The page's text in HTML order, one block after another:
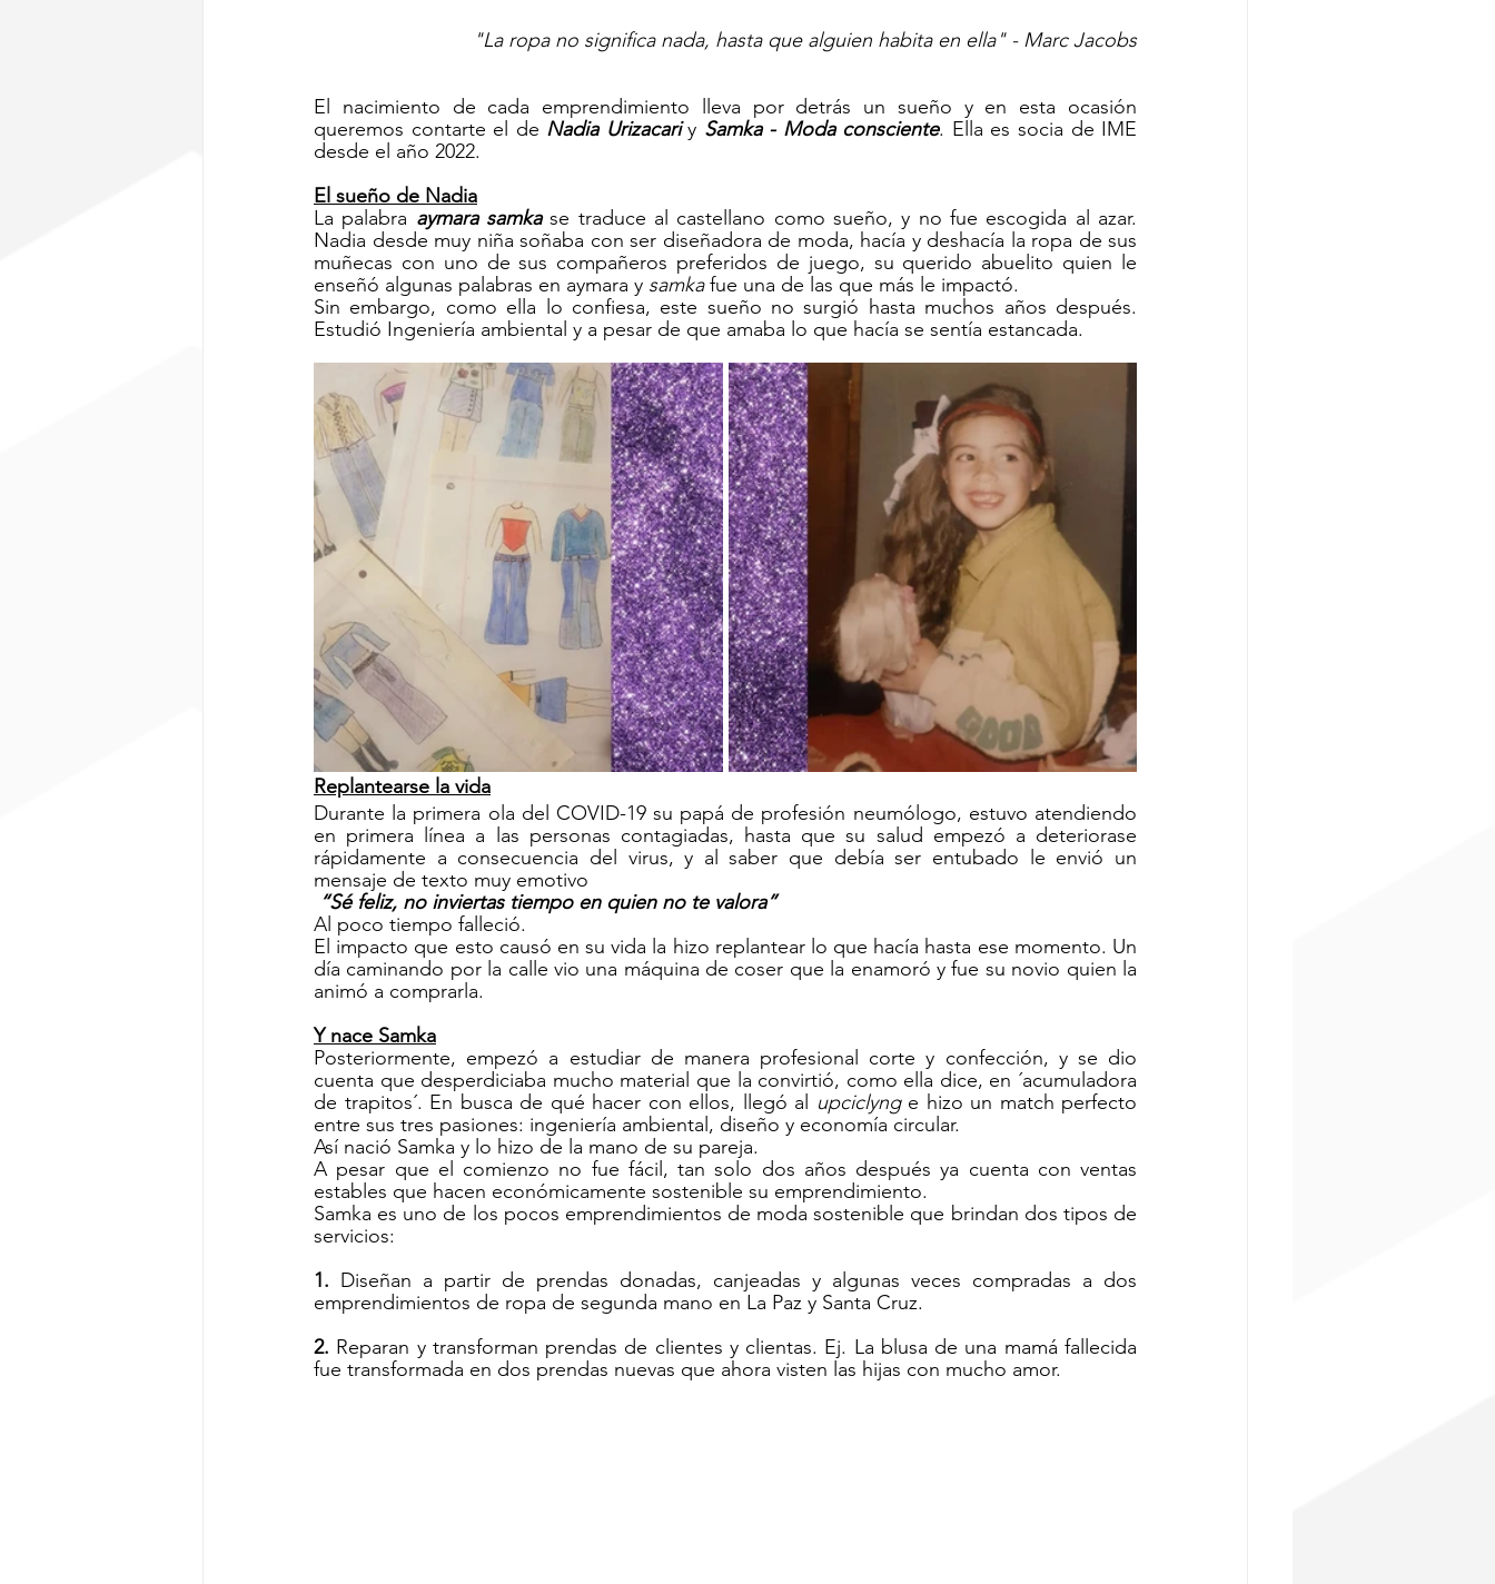
"La ropa no significa nada, hasta que alguien habita en ella" - Marc Jacobs
El nacimiento de cada emprendimiento lleva por detrás un sueño y en esta ocasión
queremos contarte el de Nadia Urizacari y Samka - Moda consciente. Ella es socia de IME
desde el año 2022.
El sueño de Nadia
La palabra aymara samka se traduce al castellano como sueño, y no fue escogida al azar.
Nadia desde muy niña soñaba con ser diseñadora de moda, hacía y deshacía la ropa de sus
muñecas con uno de sus compañeros preferidos de juego, su querido abuelito quien le
enseñó algunas palabras en aymara y samka fue una de las que más le impactó.
Sin embargo, como ella lo confiesa, este sueño no surgió hasta muchos años después.
Estudió Ingeniería ambiental y a pesar de que amaba lo que hacía se sentía estancada.
Replantearse la vida
Durante la primera ola del COVID-19 su papá de profesión neumólogo, estuvo atendiendo
en primera línea a las personas contagiadas, hasta que su salud empezó a deteriorase
rápidamente a consecuencia del virus, y al saber que debía ser entubado le envió un
mensaje de texto muy emotivo
“Sé feliz, no inviertas tiempo en quien no te valora”
Al poco tiempo falleció.
El impacto que esto causó en su vida la hizo replantear lo que hacía hasta ese momento. Un
día caminando por la calle vio una máquina de coser que la enamoró y fue su novio quien la
animó a comprarla.
Y nace Samka
Posteriormente, empezó a estudiar de manera profesional corte y confección, y se dio
cuenta que desperdiciaba mucho material que la convirtió, como ella dice, en ´acumuladora
de trapitos´. En busca de qué hacer con ellos, llegó al upciclyng e hizo un match perfecto
entre sus tres pasiones: ingeniería ambiental, diseño y economía circular.
Así nació Samka y lo hizo de la mano de su pareja.
A pesar que el comienzo no fue fácil, tan solo dos años después ya cuenta con ventas
estables que hacen económicamente sostenible su emprendimiento.
Samka es uno de los pocos emprendimientos de moda sostenible que brindan dos tipos de
servicios:
1. Diseñan a partir de prendas donadas, canjeadas y algunas veces compradas a dos
emprendimientos de ropa de segunda mano en La Paz y Santa Cruz.
2. Reparan y transforman prendas de clientes y clientas. Ej. La blusa de una mamá fallecida
fue transformada en dos prendas nuevas que ahora visten las hijas con mucho amor.